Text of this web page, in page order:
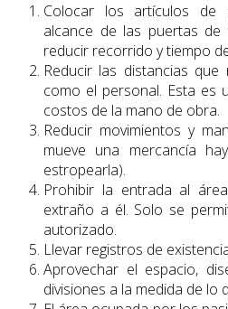
Colocar los artículos de
alcance de las puertas
reducir recorrido y tiempo
Reducir las distancias
como el personal. Esta es
costos de la mano de obra.
Reducir movimientos y
mueve una mercancía
estropearla).
Prohibir la entrada al
extraño a él. Solo se
autorizado.
Llevar registros de
Aprovechar el espacio,
divisiones a la medida de lo